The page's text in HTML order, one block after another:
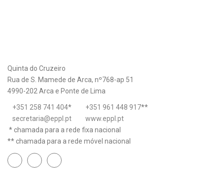
Quinta do Cruzeiro
Rua de S. Mamede de Arca, nº768-ap 51
4990-202 Arca e Ponte de Lima
+351 258 741 404* +351 961 448 917**
secretaria@eppl.pt
www.eppl.pt
* chamada para a rede fixa nacional
** chamada para a rede móvel nacional